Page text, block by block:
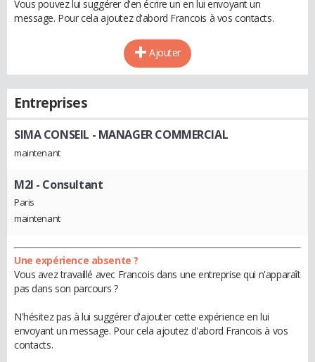
Vous pouvez lui suggérer d'en écrire un en lui envoyant un
message. Pour cela ajoutez d'abord Francois à vos contacts.
Ajouter
Entreprises
SIMA CONSEIL - MANAGER COMMERCIAL
maintenant
M2I - Consultant
Paris
maintenant
Une expérience absente ?
Vous avez travaillé avec Francois dans une entreprise qui n'apparaît
pas dans son parcours ?
N'hésitez pas à lui suggérer d'ajouter cette expérience en lui
envoyant un message. Pour cela ajoutez d'abord Francois à vos
contacts.